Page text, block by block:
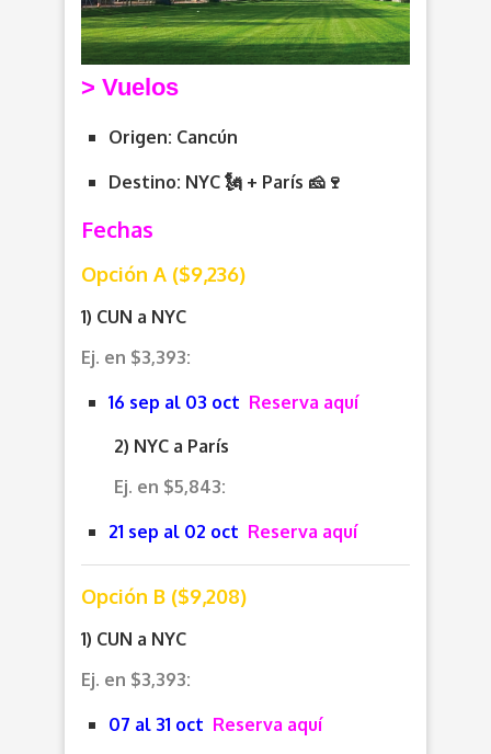
> Vuelos
Origen: Cancún
Destino: NYC 🗽 + París 🧀 🍷
Fechas
Opción A ($9,236)
1) CUN a NYC
Ej. en $3,393:
16 sep al 03 oct Reserva aquí
2) NYC a París
Ej. en $5,843:
21 sep al 02 oct Reserva aquí
Opción B ($9,208)
1) CUN a NYC
Ej. en $3,393:
07 al 31 oct Reserva aquí